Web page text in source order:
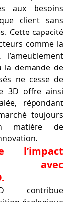
aux besoins
client sans
Cette capacité
comme la
l’ameublement
la demande de
ne cesse de
3D offre ainsi
répondant
toujours
matière de
l’impact
avec
contribue